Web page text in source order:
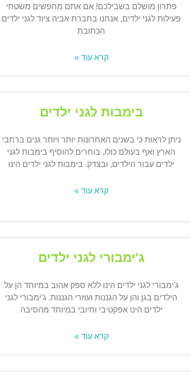
פתרון מושלם בשבילכם! אם אתם מחפשים משטחי
פעילות לגני ילדים, אנחנו בחברת אביה ציוד לגני ילדים
הכתובת
קרא עוד »
בימבות לגני ילדים
ניתן לראות כי בשנים האחרונות יותר ויותר גנים ברחבי
הארץ ואף בעולם כולו, בוחרים להוסיף בימבות לגני
ילדים עבור הילדים, ובצדק. בימבות לגני ילדים הינו
קרא עוד »
ג'ימבורי לגני ילדים
ג'ימבורי לגני ילדים הינו ללא ספק אהוב במיוחד הן על
הילדים בגן והן על הגננות ועוזרי הגננות. ג'ימבורי לגני
ילדים הינו אפקטיבי וחיובי במיוחד מהסיבה
קרא עוד »